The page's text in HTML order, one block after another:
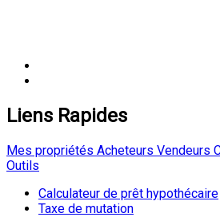
Liens Rapides
Mes propriétés Acheteurs Vendeurs
Outils
Calculateur de prêt hypothécaire
Taxe de mutation